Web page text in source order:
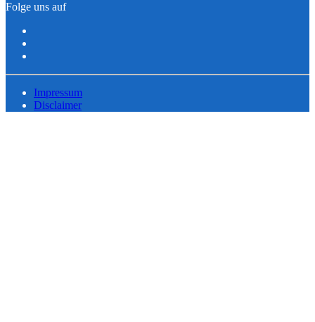
Folge uns auf
Impressum
Disclaimer